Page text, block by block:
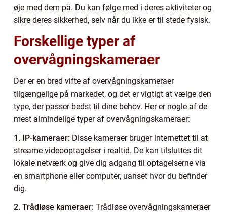
øje med dem på. Du kan følge med i deres aktiviteter og
sikre deres sikkerhed, selv når du ikke er til stede fysisk.
Forskellige typer af
overvågningskameraer
Der er en bred vifte af overvågningskameraer
tilgængelige på markedet, og det er vigtigt at vælge den
type, der passer bedst til dine behov. Her er nogle af de
mest almindelige typer af overvågningskameraer:
1. IP-kameraer: Disse kameraer bruger internettet til at
streame videooptagelser i realtid. De kan tilsluttes dit
lokale netværk og give dig adgang til optagelserne via
en smartphone eller computer, uanset hvor du befinder
dig.
2. Trådløse kameraer: Trådløse overvågningskameraer